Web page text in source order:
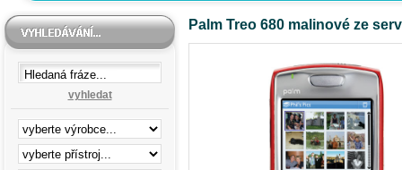
vyhledat
Palm Treo 680 malinové ze